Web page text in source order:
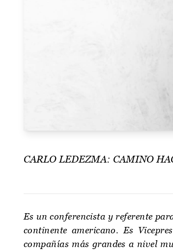
CARLO LEDEZMA: CAMINO
Es un conferencista y referente
continente americano. Es
compañías más grandes a nivel